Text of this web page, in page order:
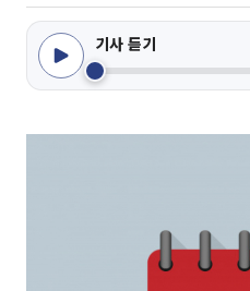
기사 듣기